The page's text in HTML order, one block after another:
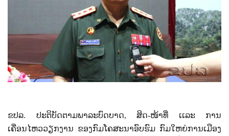
ຂປລ. ປະຕິບັດຕາມພາລະບົດບາດ, ສິດ-ໜ້າທີ່ ເເລະ ການ
ເຄື່ອນໄຫວວຽກງານ ຂອງກົມໂຄສະນາອົບຮົມ ກົມໃຫຍ່ການເມືອງ